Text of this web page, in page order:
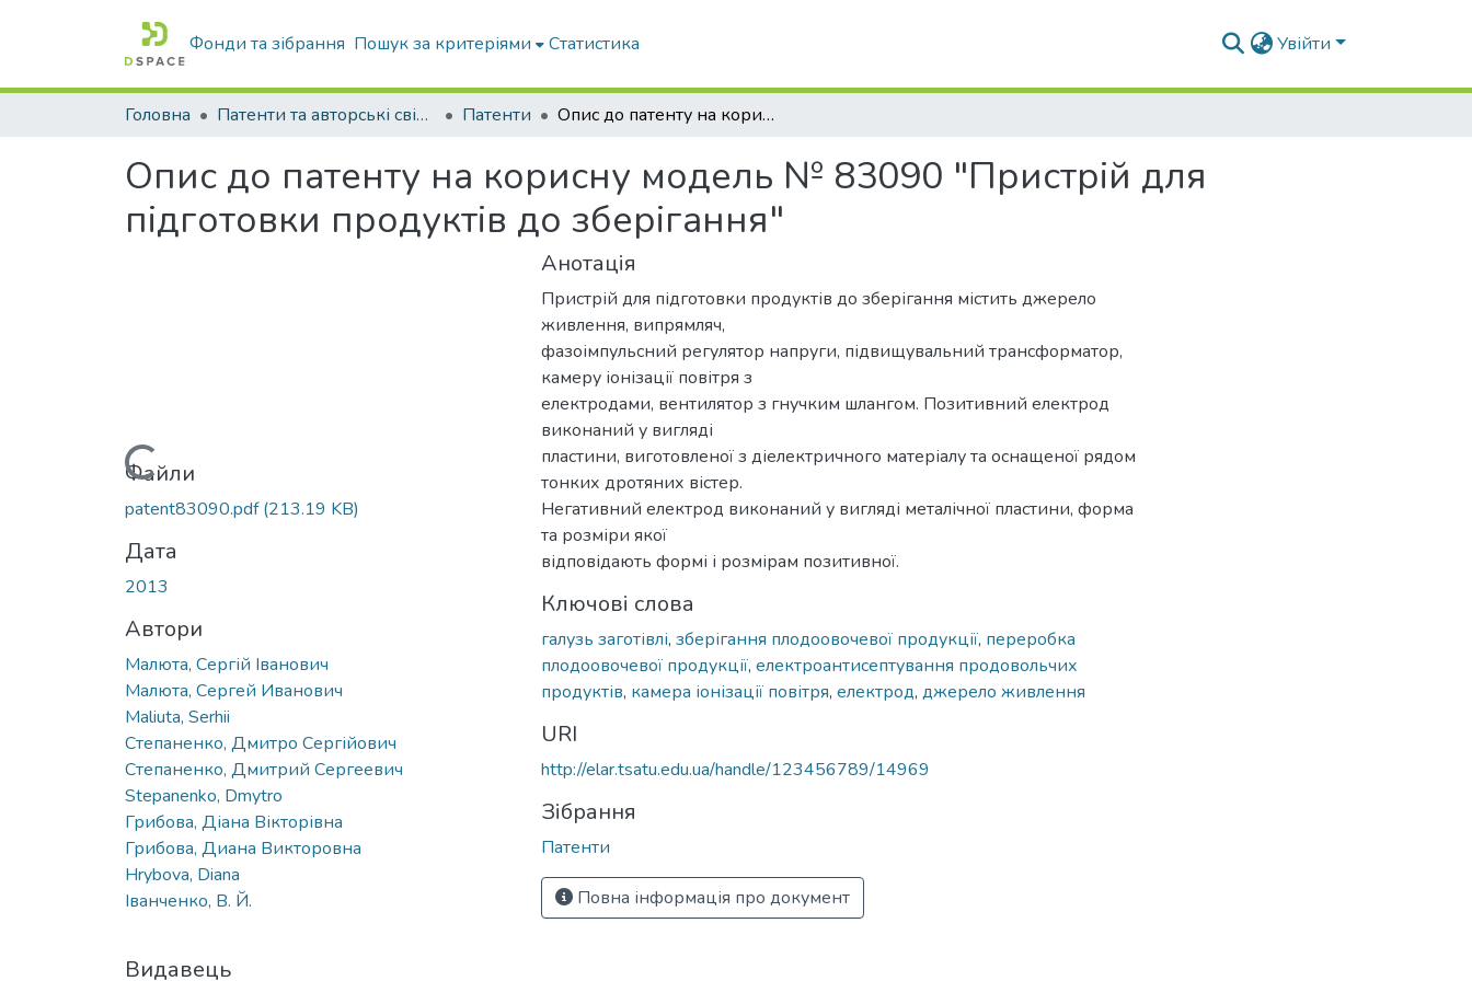
Фонди та зібрання Пошук за критеріями Статистика Увійти
Головна Патенти та авторські свідоцтва Патенти Опис до патенту на корисну модель № 83090 "Пристрій для підготовки продуктів до зберігання"
Опис до патенту на корисну модель № 83090 "Пристрій для
підготовки продуктів до зберігання"
Вантажиться...
Файли
patent83090.pdf(213.19 KB)
Дата
2013
Автори
Малюта, Сергій Іванович
Малюта, Сергей Иванович
Maliuta, Serhii
Степаненко, Дмитро Сергійович
Степаненко, Дмитрий Сергеевич
Stepanenko, Dmytro
Грибова, Діана Вікторівна
Грибова, Диана Викторовна
Hrybova, Diana
Іванченко, В. Й.
Видавець
Анотація
Пристрій для підготовки продуктів до зберігання містить джерело
живлення, випрямляч,
фазоімпульсний регулятор напруги, підвищувальний трансформатор,
камеру іонізації повітря з
електродами, вентилятор з гнучким шлангом. Позитивний електрод
виконаний у вигляді
пластини, виготовленої з діелектричного матеріалу та оснащеної рядом
тонких дротяних вістер.
Негативний електрод виконаний у вигляді металічної пластини, форма
та розміри якої
відповідають формі і розмірам позитивної.
Ключові слова
галузь заготівлі, зберігання плодоовочевої продукції, переробка
плодоовочевої продукції, електроантисептування продовольчих
продуктів, камера іонізації повітря, електрод, джерело живлення
URI
http://elar.tsatu.edu.ua/handle/123456789/14969
Зібрання
Патенти
Повна інформація про документ